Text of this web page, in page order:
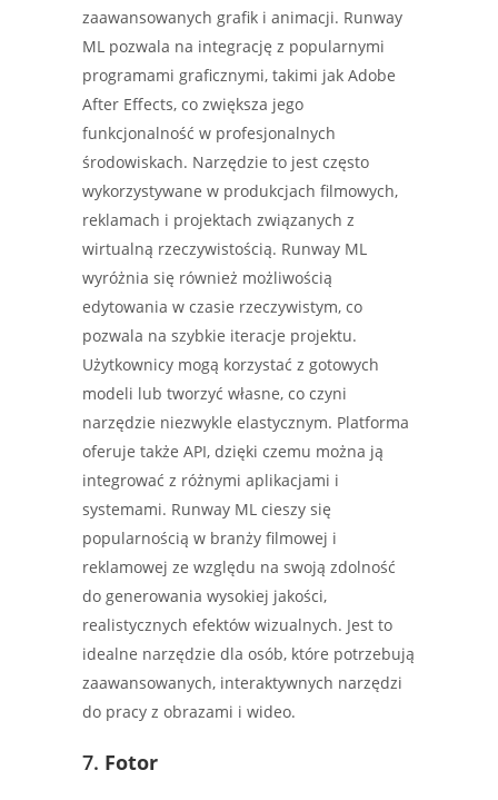
zaawansowanych grafik i animacji. Runway
ML pozwala na integrację z popularnymi
programami graficznymi, takimi jak Adobe
After Effects, co zwiększa jego
funkcjonalność w profesjonalnych
środowiskach. Narzędzie to jest często
wykorzystywane w produkcjach filmowych,
reklamach i projektach związanych z
wirtualną rzeczywistością. Runway ML
wyróżnia się również możliwością
edytowania w czasie rzeczywistym, co
pozwala na szybkie iteracje projektu.
Użytkownicy mogą korzystać z gotowych
modeli lub tworzyć własne, co czyni
narzędzie niezwykle elastycznym. Platforma
oferuje także API, dzięki czemu można ją
integrować z różnymi aplikacjami i
systemami. Runway ML cieszy się
popularnością w branży filmowej i
reklamowej ze względu na swoją zdolność
do generowania wysokiej jakości,
realistycznych efektów wizualnych. Jest to
idealne narzędzie dla osób, które potrzebują
zaawansowanych, interaktywnych narzędzi
do pracy z obrazami i wideo.
7. Fotor